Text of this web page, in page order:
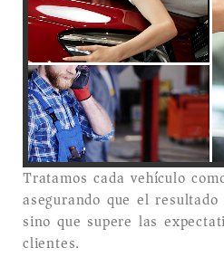
Tratamos cada vehículo
asegurando que el
sino que supere las
clientes.